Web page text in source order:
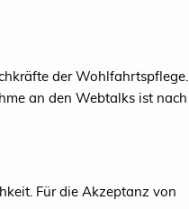
der Wohlfahrtspflege.
an den Webtalks ist nach
Für die Akzeptanz von